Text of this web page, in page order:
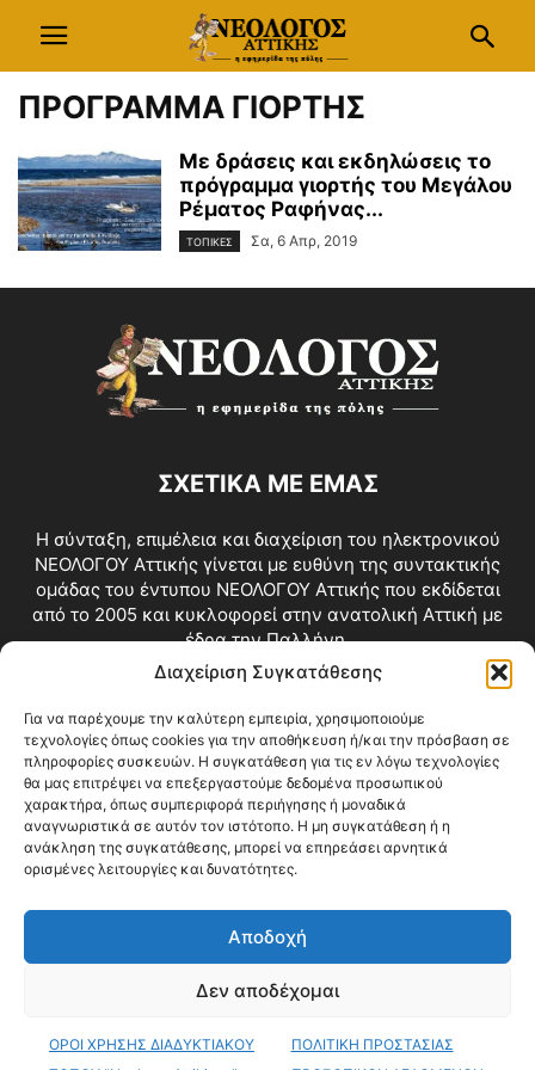
Διαχείριση Συγκατάθεσης
Για να παρέχουμε την καλύτερη εμπειρία, χρησιμοποιούμε
τεχνολογίες όπως cookies για την αποθήκευση ή/και την πρόσβαση σε
πληροφορίες συσκευών. Η συγκατάθεση για τις εν λόγω τεχνολογίες
θα μας επιτρέψει να επεξεργαστούμε δεδομένα προσωπικού
χαρακτήρα, όπως συμπεριφορά περιήγησης ή μοναδικά
αναγνωριστικά σε αυτόν τον ιστότοπο. Η μη συγκατάθεση ή η
ανάκληση της συγκατάθεσης, μπορεί να επηρεάσει αρνητικά
ορισμένες λειτουργίες και δυνατότητες.
Αποδοχή
Δεν αποδέχομαι
ΟΡΟΙ ΧΡΗΣΗΣ ΔΙΑΔΥΚΤΙΑΚΟΥ
ΠΟΛΙΤΙΚΗ ΠΡΟΣΤΑΣΙΑΣ
ΠΡΟΓΡΑΜΜΑ ΓΙΟΡΤΗΣ
Με δράσεις και εκδηλώσεις το
πρόγραμμα γιορτής του Μεγάλου
Ρέματος Ραφήνας...
ΤΟΠΙΚΕΣ Σα, 6 Απρ, 2019
ΣΧΕΤΙΚΑ ΜΕ ΕΜΑΣ
Η σύνταξη, επιμέλεια και διαχείριση του ηλεκτρονικού
ΝΕΟΛΟΓΟΥ Αττικής γίνεται με ευθύνη της συντακτικής
ομάδας του έντυπου ΝΕΟΛΟΓΟΥ Αττικής που εκδίδεται
από το 2005 και κυκλοφορεί στην ανατολική Αττική με
έδρα την Παλλήνη.
Επικοινωνία:info@neologosattikis.gr
ΑΚΟΛΟΥΘΗΣΕ ΜΑΣ
Videos Όροι Χρήσης
© Copyright 2026 ΝΕΟΛΟΓΟΣ ΑΤΤΙΚΗΣ • All Rights Reserved •